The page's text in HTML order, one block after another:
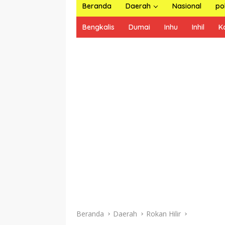
Beranda Daerah Nasional
Bengkalis Dumai Inhu Inhil
Beranda Daerah Rokan Hilir